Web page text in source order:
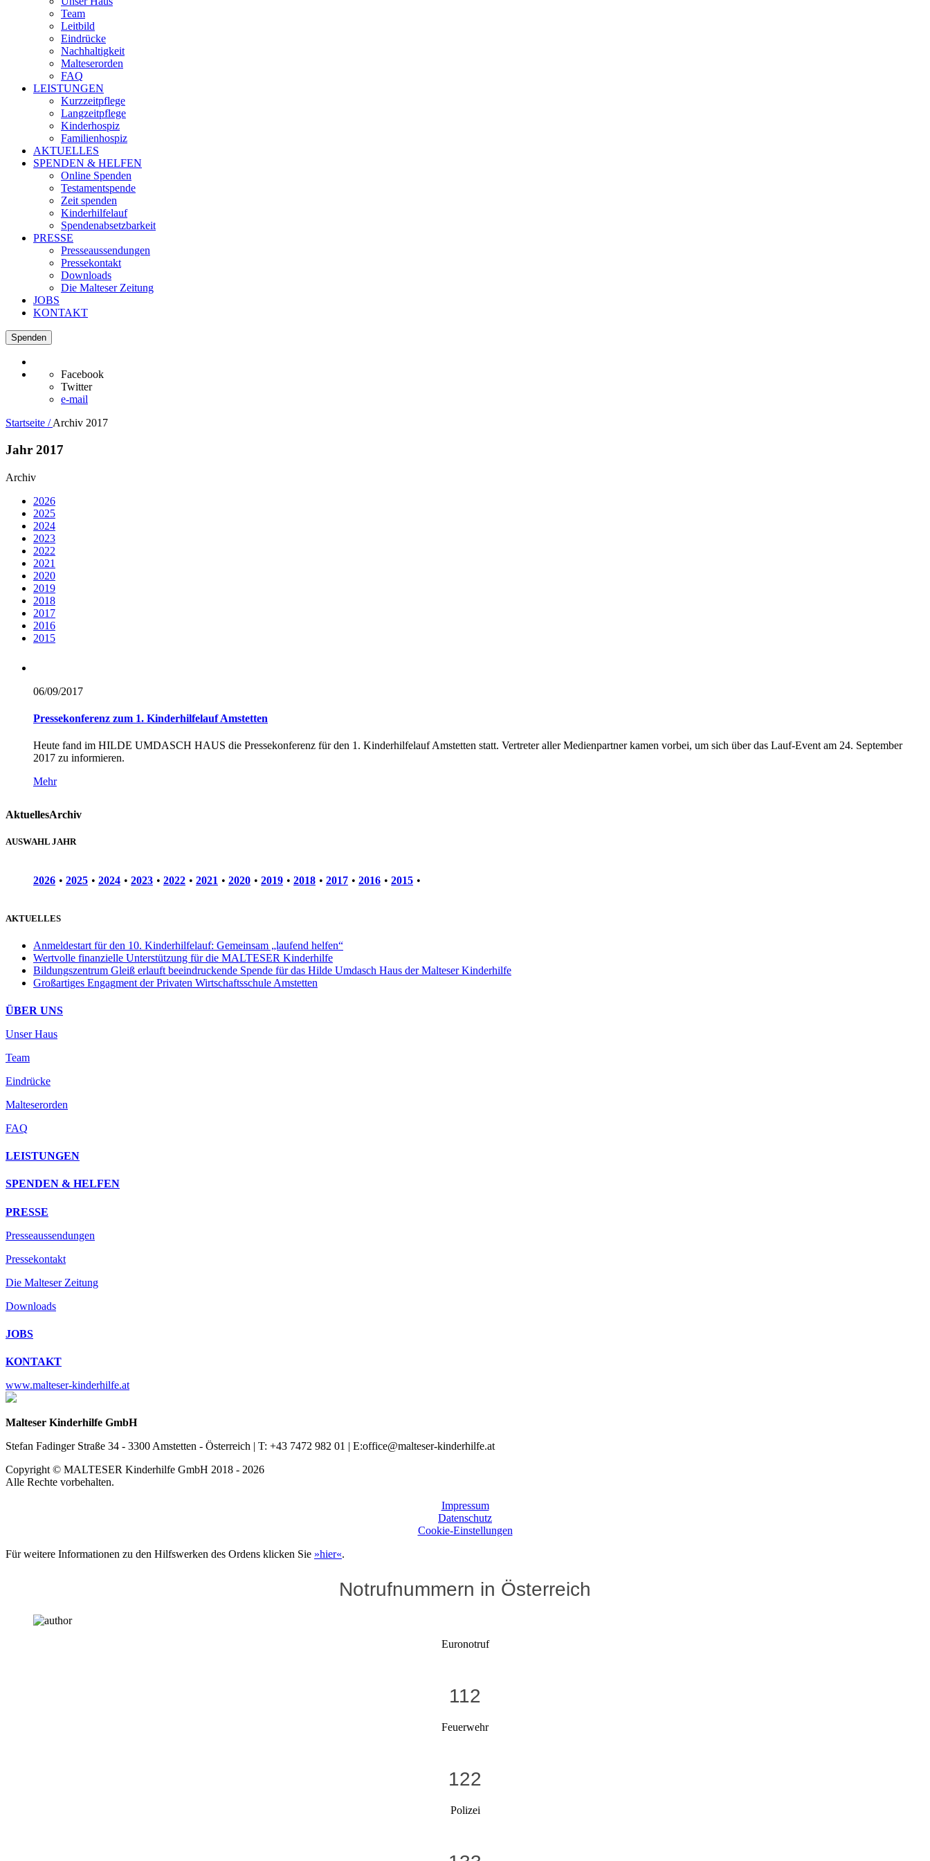
Team
Leitbild
Eindrücke
Nachhaltigkeit
Malteserorden
FAQ
LEISTUNGEN
Kurzzeitpflege
Langzeitpflege
Kinderhospiz
Familienhospiz
AKTUELLES
SPENDEN & HELFEN
Online Spenden
Testamentspende
Zeit spenden
Kinderhilfelauf
Spendenabsetzbarkeit
PRESSE
Presseaussendungen
Pressekontakt
Downloads
Die Malteser Zeitung
JOBS
KONTAKT
Spenden
Facebook
Twitter
e-mail
Startseite / Archiv 2017
Jahr 2017
Archiv
2026
2025
2024
2023
2022
2021
2020
2019
2018
2017
2016
2015
06/09/2017
Pressekonferenz zum 1. Kinderhilfelauf Amstetten
Heute fand im HILDE UMDASCH HAUS die Pressekonferenz für den 1. Kinderhilfelauf Amstetten statt. Vertreter aller Medienpartner kamen vorbei, um sich über das Lauf-Event am 24. September
2017 zu informieren.
Mehr
AktuellesArchiv
AUSWAHL JAHR
2026 • 2025 • 2024 • 2023 • 2022 • 2021 • 2020 • 2019 • 2018 • 2017 • 2016 • 2015 •
AKTUELLES
Anmeldestart für den 10. Kinderhilfelauf: Gemeinsam „laufend helfen“
Wertvolle finanzielle Unterstützung für die MALTESER Kinderhilfe
Bildungszentrum Gleiß erlauft beeindruckende Spende für das Hilde Umdasch Haus der Malteser Kinderhilfe
Großartiges Engagment der Privaten Wirtschaftsschule Amstetten
ÜBER UNS
Unser Haus
Team
Eindrücke
Malteserorden
FAQ
LEISTUNGEN
SPENDEN & HELFEN
PRESSE
Presseaussendungen
Pressekontakt
Die Malteser Zeitung
Downloads
JOBS
KONTAKT
www.malteser-kinderhilfe.at
Malteser Kinderhilfe GmbH
Stefan Fadinger Straße 34 - 3300 Amstetten - Österreich | T: +43 7472 982 01 | E:office@malteser-kinderhilfe.at
Copyright © MALTESER Kinderhilfe GmbH 2018 - 2026
Alle Rechte vorbehalten.
Impressum
Datenschutz
Cookie-Einstellungen
Für weitere Informationen zu den Hilfswerken des Ordens klicken Sie »hier«.
Notrufnummern in Österreich
Euronotruf
112
Feuerwehr
122
Polizei